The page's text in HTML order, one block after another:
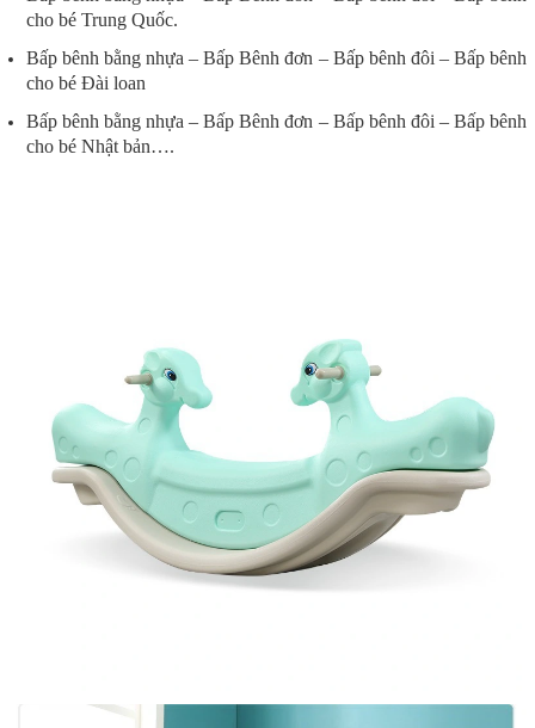
cho bé Trung Quốc.
Bấp bênh bằng nhựa – Bấp Bênh đơn – Bấp bênh đôi – Bấp bênh
cho bé Đài loan
Bấp bênh bằng nhựa – Bấp Bênh đơn – Bấp bênh đôi – Bấp bênh
cho bé Nhật bản….